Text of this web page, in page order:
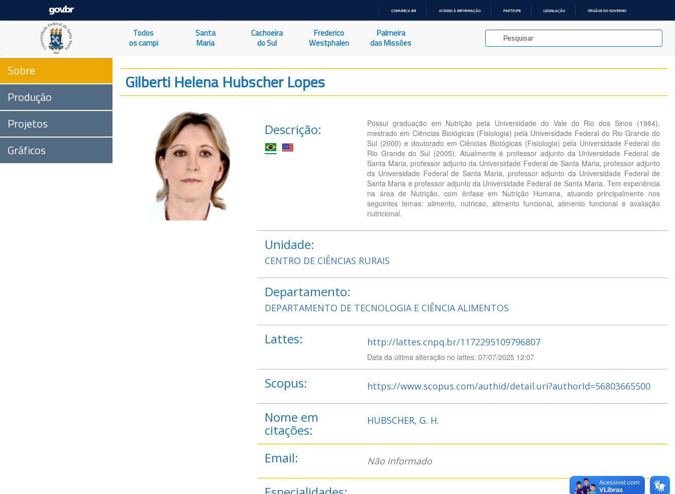
O
COMUNICA BR ACESSO À INFORMAÇÃO PARTICIPE LEGISLAÇÃO ÓRGÃOS DO GOVERNO
Todos
os campi
Santa
Maria
Cachoeira
do Sul
Frederico
Westphalen
Palmeira
das Missões
Sobre
Produção
Projetos
Gráficos
Gilberti Helena Hubscher Lopes
Descrição:
Possui graduação em Nutrição pela Universidade do Vale do Rio dos Sinos (1984),
mestrado em Ciências Biológicas (Fisiologia) pela Universidade Federal do Rio Grande do
Sul (2000) e doutorado em Ciências Biológicas (Fisiologia) pela Universidade Federal do
Rio Grande do Sul (2005). Atualmente é professor adjunto da Universidade Federal de
Santa Maria, professor adjunto da Universidade Federal de Santa Maria, professor adjunto
da Universidade Federal de Santa Maria, professor adjunto da Universidade Federal de
Santa Maria e professor adjunto da Universidade Federal de Santa Maria. Tem experiência
na área de Nutrição, com ênfase em Nutrição Humana, atuando principalmente nos
seguintes temas: alimento, nutricao, alimento funcional, alimento funcional e avaliação
nutricional.
Unidade:
CENTRO DE CIÊNCIAS RURAIS
Departamento:
DEPARTAMENTO DE TECNOLOGIA E CIÊNCIA ALIMENTOS
Lattes: http://lattes.cnpq.br/1172295109796807
Data da última alteração no lattes: 07/07/2025 12:07
Scopus: https://www.scopus.com/authid/detail.uri?authorId=56803665500
Nome em
citações:
HUBSCHER, G. H.
Email: Não informado